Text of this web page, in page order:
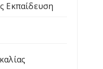
Εκπαίδευση